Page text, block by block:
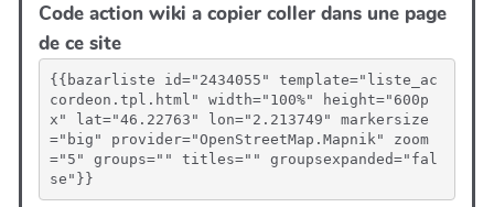
Code action wiki a copier coller dans une page
de ce site
{{bazarliste id="2434055" template="liste_ac
cordeon.tpl.html" width="100%" height="600p
x" lat="46.22763" lon="2.213749" markersize
="big" provider="OpenStreetMap.Mapnik" zoom
="5" groups="" titles="" groupsexpanded="fal
se"}}